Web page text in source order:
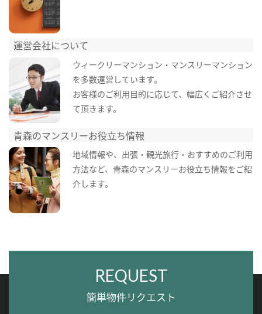
運営会社について
ウィークリーマンション・マンスリーマンション
を多数運営しています。
お客様のご利用目的に応じて、幅広くご紹介させ
て頂きます。
青森のマンスリーお役立ち情報
地域情報や、出張・観光旅行・おすすめのご利用
方法など、青森のマンスリーお役立ち情報をご紹
介します。
REQUEST
簡単物件リクエスト